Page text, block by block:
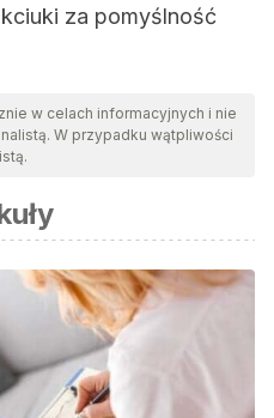
za pomyślność
w celach informacyjnych i nie
W przypadku wątpliwości